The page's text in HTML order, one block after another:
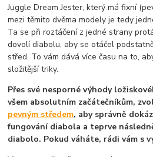
Juggle Dream Jester, který má fixní
mezi těmito dvěma modely je tedy
Ta se při roztáčení z jedné strany
dovolí diabolu, aby se otáčel
střed. To vám dává více času na to,
složitější triky.
Přes své nesporné výhody
všem absolutním začátečníkům,
pevným středem, aby správně
fungování diabola a teprve
diabolo. Pokud váháte, rádi vám s